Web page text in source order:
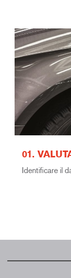
01.
Identificare il